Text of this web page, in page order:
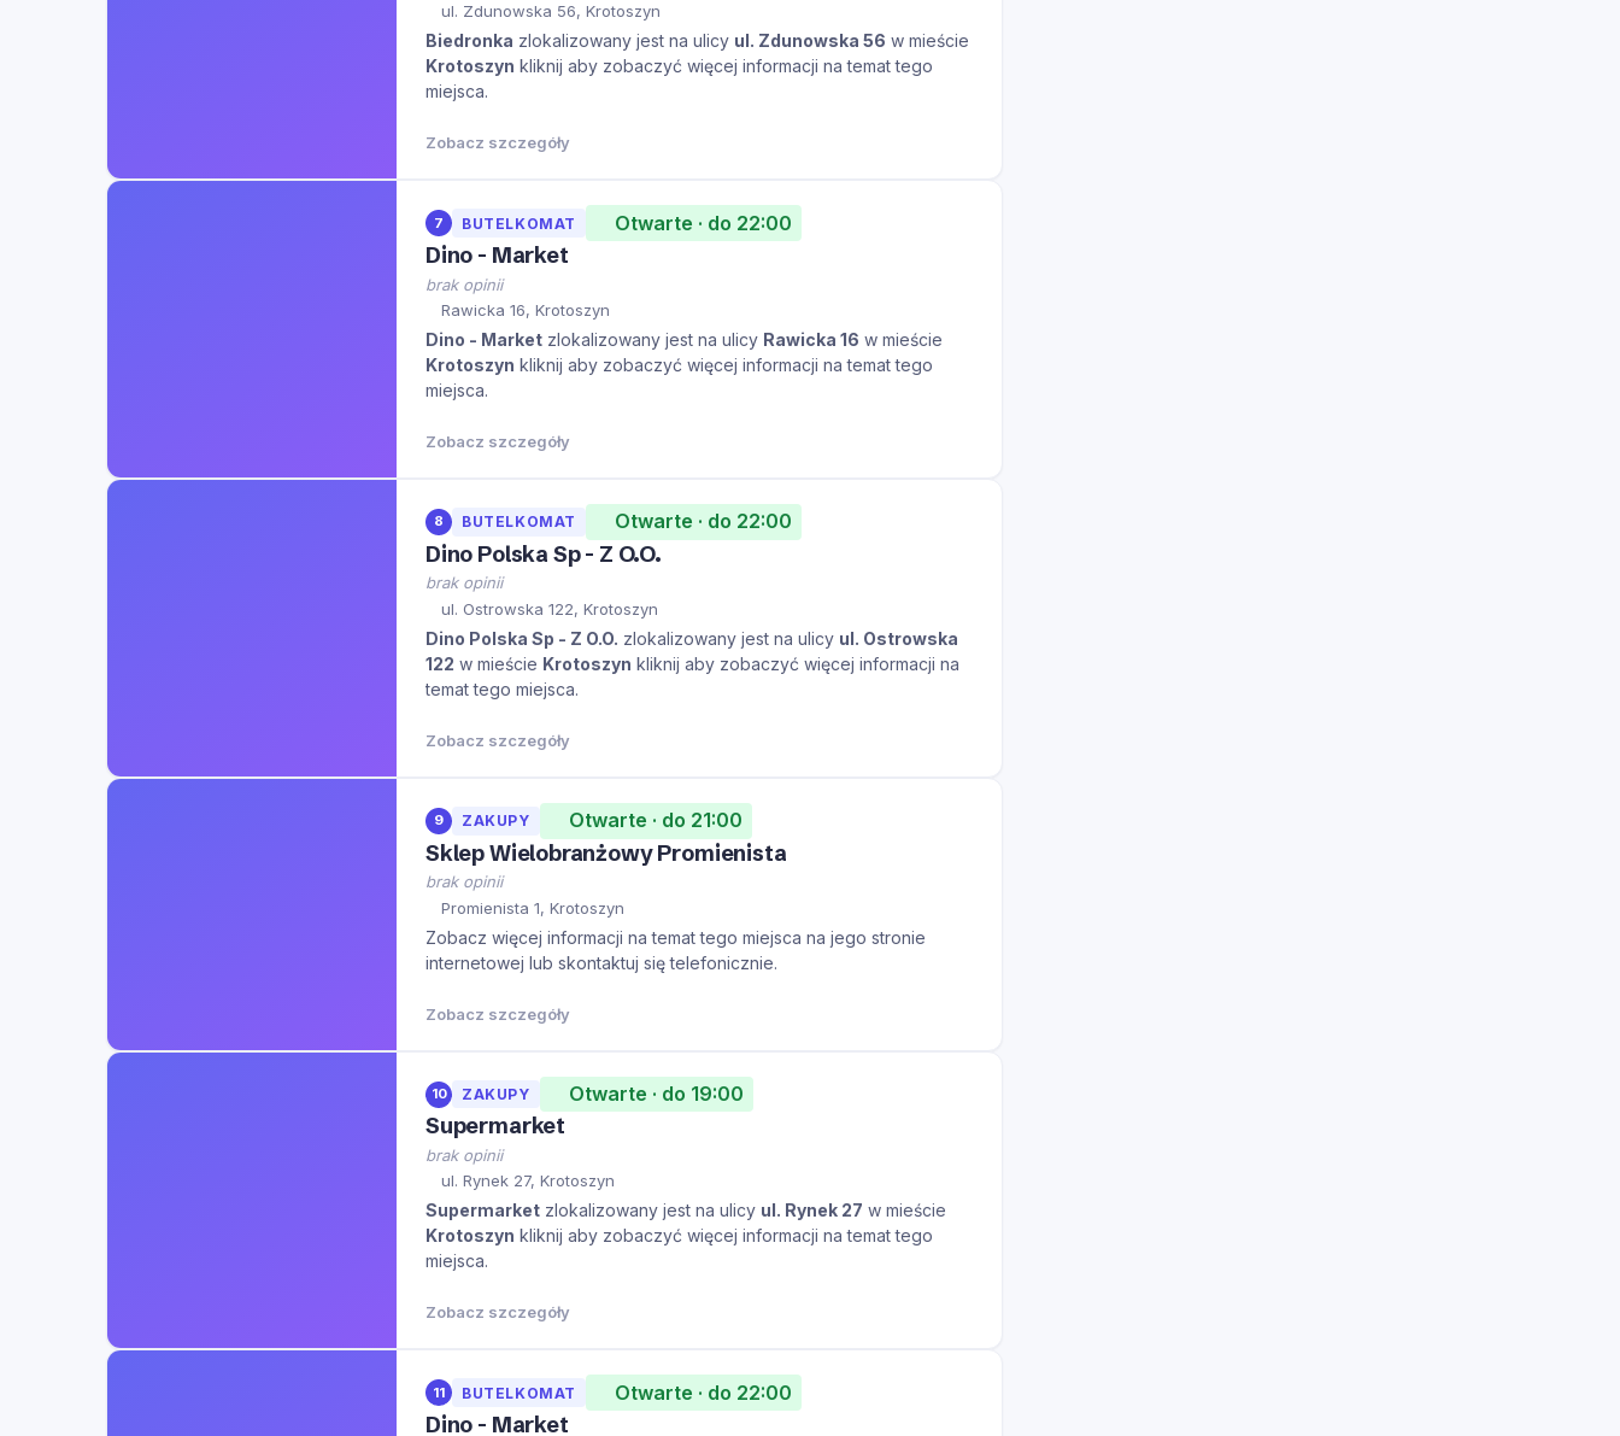
ul. Zdunowska 56, Krotoszyn
Biedronka zlokalizowany jest na ulicy ul. Zdunowska 56 w mieście
Krotoszyn kliknij aby zobaczyć więcej informacji na temat tego
miejsca.
Zobacz szczegóły
7 BUTELKOMAT Otwarte · do 22:00
Dino - Market
brak opinii
Rawicka 16, Krotoszyn
Dino - Market zlokalizowany jest na ulicy Rawicka 16 w mieście
Krotoszyn kliknij aby zobaczyć więcej informacji na temat tego
miejsca.
Zobacz szczegóły
8 BUTELKOMAT Otwarte · do 22:00
Dino Polska Sp - Z O.O.
brak opinii
ul. Ostrowska 122, Krotoszyn
Dino Polska Sp - Z O.O. zlokalizowany jest na ulicy ul. Ostrowska
122 w mieście Krotoszyn kliknij aby zobaczyć więcej informacji na
temat tego miejsca.
Zobacz szczegóły
9 ZAKUPY Otwarte · do 21:00
Sklep Wielobranżowy Promienista
brak opinii
Promienista 1, Krotoszyn
Zobacz więcej informacji na temat tego miejsca na jego stronie
internetowej lub skontaktuj się telefonicznie.
Zobacz szczegóły
10 ZAKUPY Otwarte · do 19:00
Supermarket
brak opinii
ul. Rynek 27, Krotoszyn
Supermarket zlokalizowany jest na ulicy ul. Rynek 27 w mieście
Krotoszyn kliknij aby zobaczyć więcej informacji na temat tego
miejsca.
Zobacz szczegóły
11 BUTELKOMAT Otwarte · do 22:00
Dino - Market